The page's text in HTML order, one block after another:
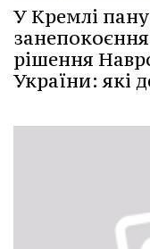
У Кремлі
рішення
України: які